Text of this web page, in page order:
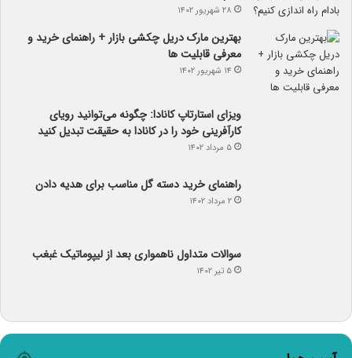
معرفی قابلیت ها
۱۴ شهریور ۱۴۰۲
کارآفرینی خود را در کانادا به حقیقت تبدیل کنید
۵ مرداد ۱۴۰۲
سوالات متداول ناهمواری بعد از لیپوماتیک غبغب